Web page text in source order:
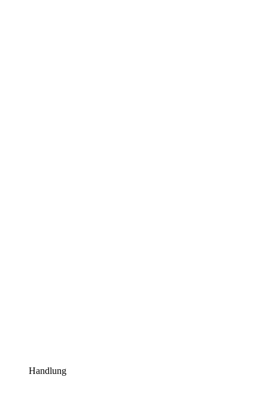
Handlung